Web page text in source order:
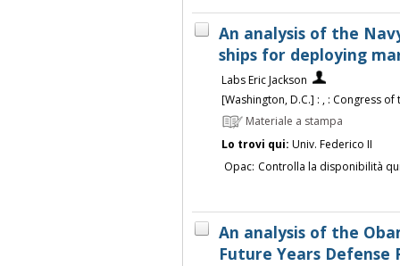
An analysis of the
ships for deploying
Labs Eric Jackson
[Washington, D.C.] : , : Congress
Materiale a stampa
Lo trovi qui: Univ. Federico II
Opac: Controlla la disponibilità
An analysis of the
Future Years Defense